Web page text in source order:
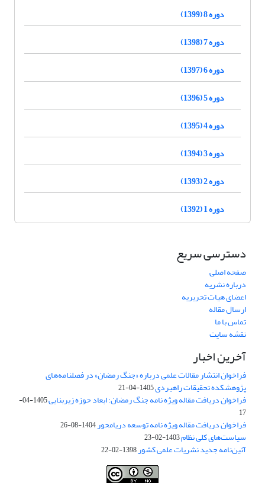
دوره 8 (1399)
دوره 7 (1398)
دوره 6 (1397)
دوره 5 (1396)
دوره 4 (1395)
دوره 3 (1394)
دوره 2 (1393)
دوره 1 (1392)
دسترسی سریع
صفحه اصلی
درباره نشریه
اعضای هیات تحریریه
ارسال مقاله
تماس با ما
نقشه سایت
آخرین اخبار
فراخوان انتشار مقالات علمی درباره «جنگ رمضان» در فصلنامه‌های
پژوهشکده تحقیقات راهبردی1405-04-21
فراخوان دریافت مقاله ویژه نامه جنگ رمضان؛ ابعاد حوزه زیربنایی
1405-04-
17
فراخوان دریافت مقاله ویژه نامه توسعه دریامحور1404-08-26
سیاست‌های کلی نظام1403-02-23
آئین‌نامه جدید نشریات علمی کشور1398-02-22